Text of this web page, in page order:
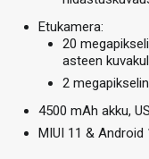
Etukamera:
20
asteen
2
4500 mAh akku,
MIUI 11 & Android